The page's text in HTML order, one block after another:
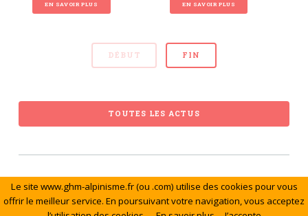
EN SAVOIR PLUS EN SAVOIR PLUS
DÉBUT FIN
TOUTES LES ACTUS
© Le Groupe de Haute Montagne. Tous droits réservés.
Le site www.ghm-alpinisme.fr (ou .com) utilise des cookies pour vous
offrir le meilleur service. En poursuivant votre navigation, vous acceptez